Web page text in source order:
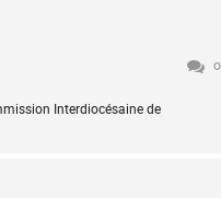
0
Interdiocésaine de